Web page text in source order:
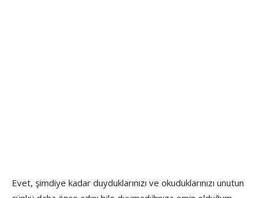
Evet, şimdiye kadar duyduklarınızı ve okuduklarınızı unutun